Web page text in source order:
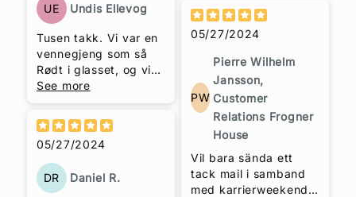
UE Undis Ellevog
Tusen takk. Vi var en
vennegjeng som så
Rødt i glasset, og vi
hadde en veldig
hyggelig kveld med
kurs. Vi var alle enige
om at den siste vinen,
Yellow Tail Shiraz var
den beste.
See more
05/27/2024
DR Daniel R.
05/27/2024
PW
Pierre Wilhelm
Jansson,
Customer
Relations Frogner
House
Vil bara sända ett
tack mail i samband
med karrierweekend